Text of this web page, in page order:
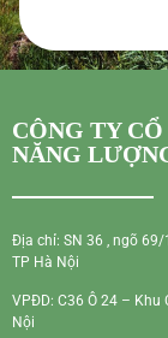
CÔNG TY
NĂNG
Địa chỉ: SN 36 , ngõ
TP Hà Nội
VPĐD: C36 Ô 24 – Khu
Nội